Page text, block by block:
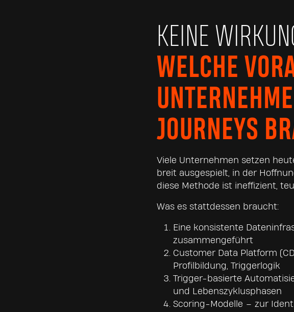
KEINE
WELCHE
JOURNEYS
Viele Unternehmen setzen
breit ausgespielt, in der
diese Methode ist ineffizient,
Was es stattdessen braucht:
Eine konsistente
zusammengeführt
Customer Data Platform
Profilbildung, Triggerlogik
Trigger-basierte
und Lebenszyklusphasen
Scoring-Modelle – zur